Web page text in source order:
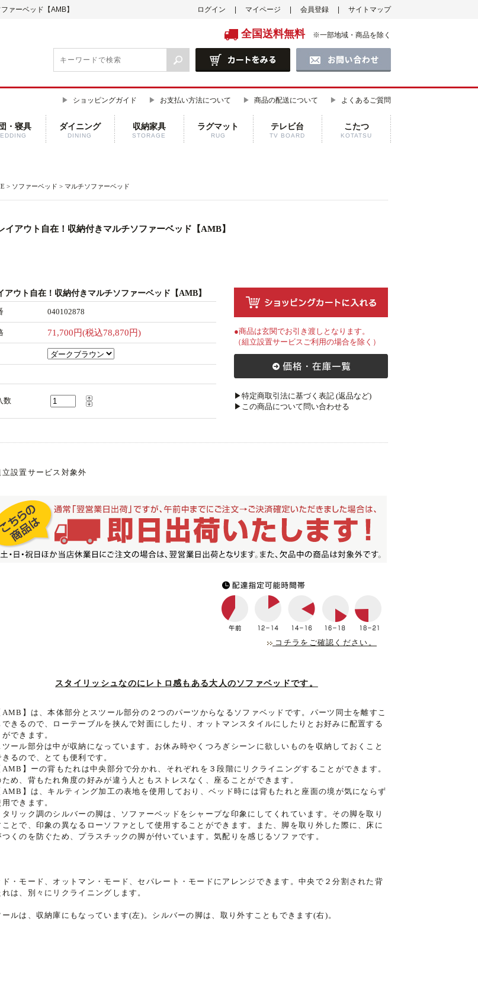
ァーベッド【AMB】 ログイン マイページ 会員登録 サイトマップ
全国送料無料 ※一部地域・商品を除く
ショッピングガイド お支払い方法について 商品の配送について よくあるご質問
・寝具 ダイニング
DINING
収納家具
STORAGE
ラグマット
RUG
テレビ台
TV BOARD
こたつ
KOTATSU
> ソファーベッド > マルチソファーベッド
イアウト自在！収納付きマルチソファーベッド【AMB】
アウト自在！収納付きマルチソファーベッド【AMB】
040102878
71,700円(税込78,870円)
数
●商品は玄関でお引き渡しとなります。
（組立設置サービスご利用の場合を除く）
▶特定商取引法に基づく表記 (返品など)
▶この商品について問い合わせる
設置サービス対象外
コチラをご確認ください。
スタイリッシュなのにレトロ感もある大人のソファベッドです。
AMB】は、本体部分とスツール部分の２つのパーツからなるソファベッドです。パーツ同士を離すこ
できるので、ローテーブルを挟んで対面にしたり、オットマンスタイルにしたりとお好みに配置する
できます。
ツール部分は中が収納になっています。お休み時やくつろぎシーンに欲しいものを収納しておくこと
るので、とても便利です。
AMB】ーの背もたれは中央部分で分かれ、それぞれを３段階にリクライニングすることができます。
ため、背もたれ角度の好みが違う人ともストレスなく、座ることができます。
AMB】は、キルティング加工の表地を使用しており、ベッド時には背もたれと座面の境が気にならず
できます。
タリック調のシルバーの脚は、ソファーベッドをシャープな印象にしてくれています。その脚を取り
ことで、印象の異なるローソファとして使用することができます。また、脚を取り外した際に、床に
つくのを防ぐため、プラスチックの脚が付いています。気配りを感じるソファです。
ド・モード、オットマン・モード、セパレート・モードにアレンジできます。中央で２分割された背
れは、別々にリクライニングします。
ールは、収納庫にもなっています(左)。シルバーの脚は、取り外すこともできます(右)。